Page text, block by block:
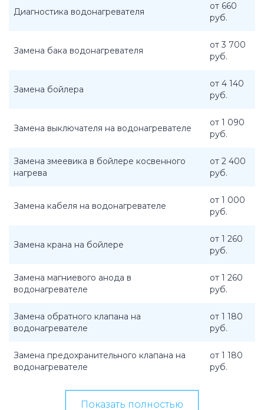
Диагностика водонагревателя
от 660
руб.
Замена бака водонагревателя
от 3 700
руб.
Замена бойлера
от 4 140
руб.
Замена выключателя на водонагревателе
от 1 090
руб.
Замена змеевика в бойлере косвенного
нагрева
от 2 400
руб.
Замена кабеля на водонагревателе
от 1 000
руб.
Замена крана на бойлере
от 1 260
руб.
Замена магниевого анода в
водонагревателе
от 1 260
руб.
Замена обратного клапана на
водонагревателе
от 1 180
руб.
Замена предохранительного клапана на
водонагревателе
от 1 180
руб.
Показать полностью